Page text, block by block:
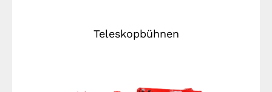
Teleskopbühnen